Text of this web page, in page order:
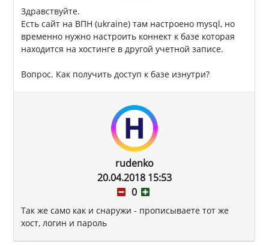
Здравствуйте.
Есть сайт на ВПН (ukraine) там настроено mysql, но
временно нужно настроить коннект к базе которая
находится на хостинге в другой учетной записе.
Вопрос. Как получить доступ к базе изнутри?
rudenko
20.04.2018 15:53
0
Так же само как и снаружи - прописываете тот же
хост, логин и пароль